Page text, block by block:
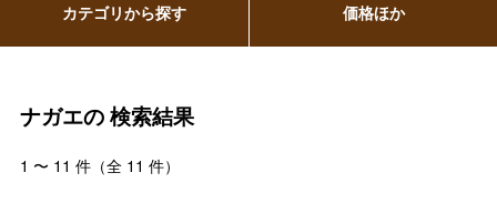
ナガエの検索結果
1 〜 11 件（全 11 件）
カテゴリから探す 価格ほか